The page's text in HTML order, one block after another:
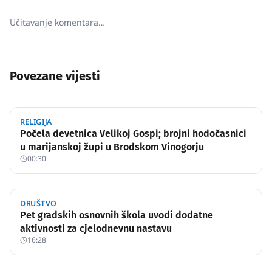
Učitavanje komentara…
Povezane vijesti
RELIGIJA
Počela devetnica Velikoj Gospi; brojni hodočasnici
u marijanskoj župi u Brodskom Vinogorju
00:30
DRUŠTVO
Pet gradskih osnovnih škola uvodi dodatne
aktivnosti za cjelodnevnu nastavu
16:28